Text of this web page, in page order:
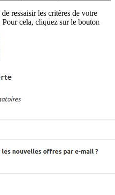
ressaisir les critères de votre
cela, cliquez sur le bouton